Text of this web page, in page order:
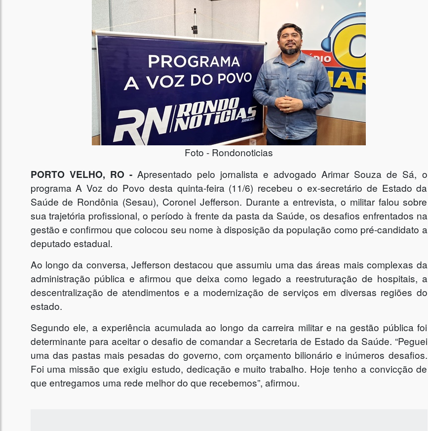
Foto - Rondonoticias
PORTO VELHO, RO - Apresentado pelo jornalista e advogado Arimar Souza de Sá, o
programa A Voz do Povo desta quinta-feira (11/6) recebeu o ex-secretário de Estado da
Saúde de Rondônia (Sesau), Coronel Jefferson. Durante a entrevista, o militar falou sobre
sua trajetória profissional, o período à frente da pasta da Saúde, os desafios enfrentados na
gestão e confirmou que colocou seu nome à disposição da população como pré-candidato a
deputado estadual.
Ao longo da conversa, Jefferson destacou que assumiu uma das áreas mais complexas da
administração pública e afirmou que deixa como legado a reestruturação de hospitais, a
descentralização de atendimentos e a modernização de serviços em diversas regiões do
estado.
Segundo ele, a experiência acumulada ao longo da carreira militar e na gestão pública foi
determinante para aceitar o desafio de comandar a Secretaria de Estado da Saúde. “Peguei
uma das pastas mais pesadas do governo, com orçamento bilionário e inúmeros desafios.
Foi uma missão que exigiu estudo, dedicação e muito trabalho. Hoje tenho a convicção de
que entregamos uma rede melhor do que recebemos”, afirmou.